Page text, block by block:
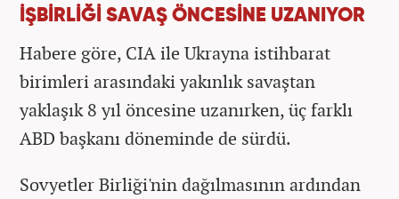
İŞBİRLİĞİ SAVAŞ ÖNCESİNE UZANIYOR
Habere göre, CIA ile Ukrayna istihbarat
birimleri arasındaki yakınlık savaştan
yaklaşık 8 yıl öncesine uzanırken, üç farklı
ABD başkanı döneminde de sürdü.
Sovyetler Birliği'nin dağılmasının ardından